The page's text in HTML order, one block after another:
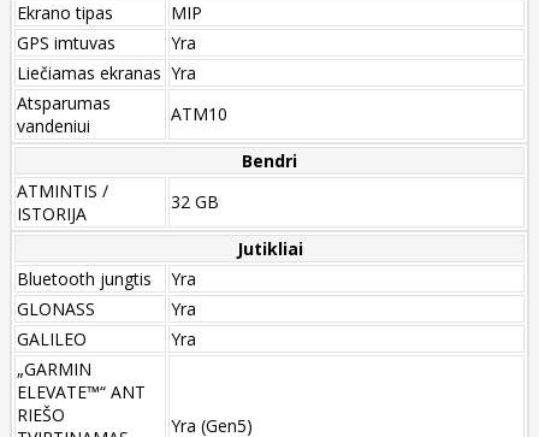
Ekrano tipas
MIP
GPS imtuvas
Yra
Liečiamas ekranas Yra
Atsparumas
vandeniui
ATM10
Bendri
ATMINTIS /
ISTORIJA
32 GB
Jutikliai
Bluetooth jungtis
Yra
GLONASS
Yra
GALILEO
Yra
„GARMIN
ELEVATE™“ ANT
RIEŠO
Yra (Gen5)